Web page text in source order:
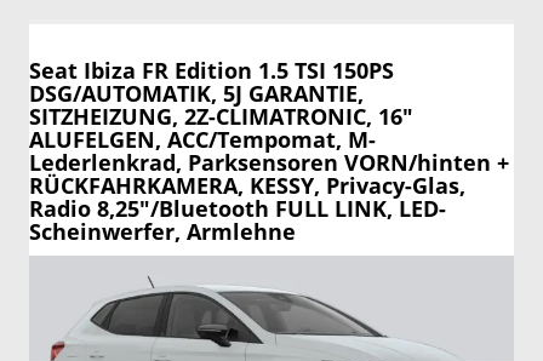
Seat Ibiza FR Edition 1.5 TSI 150PS
DSG/AUTOMATIK, 5J GARANTIE,
SITZHEIZUNG, 2Z-CLIMATRONIC, 16"
ALUFELGEN, ACC/Tempomat, M-
Lederlenkrad, Parksensoren VORN/hinten +
RÜCKFAHRKAMERA, KESSY, Privacy-Glas,
Radio 8,25"/Bluetooth FULL LINK, LED-
Scheinwerfer, Armlehne